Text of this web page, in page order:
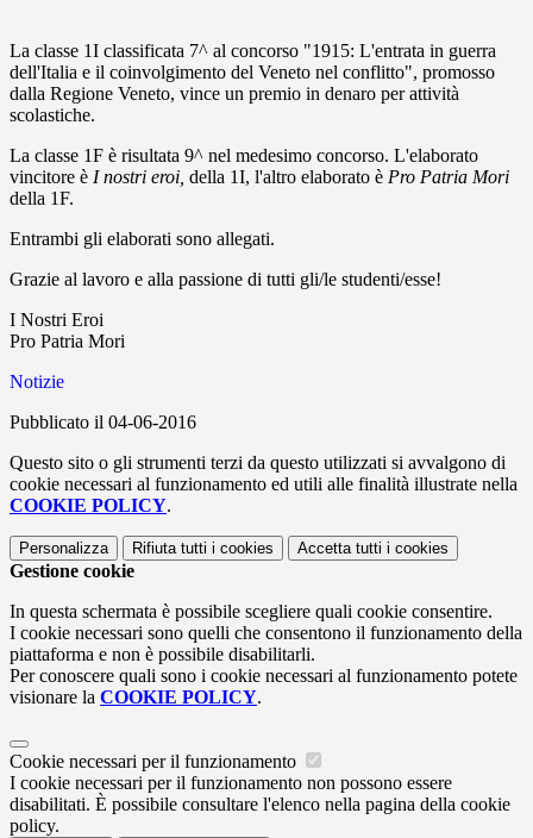
La classe 1I classificata 7^ al concorso "1915: L'entrata in guerra
dell'Italia e il coinvolgimento del Veneto nel conflitto", promosso
dalla Regione Veneto, vince un premio in denaro per attività
scolastiche.
La classe 1F è risultata 9^ nel medesimo concorso. L'elaborato
vincitore è I nostri eroi, della 1I, l'altro elaborato è Pro Patria Mori
della 1F.
Entrambi gli elaborati sono allegati.
Grazie al lavoro e alla passione di tutti gli/le studenti/esse!
I Nostri Eroi
Pro Patria Mori
Notizie
Pubblicato il 04-06-2016
Questo sito o gli strumenti terzi da questo utilizzati si avvalgono di
cookie necessari al funzionamento ed utili alle finalità illustrate nella
COOKIE POLICY.
Personalizza Rifiuta tutti i cookies Accetta tutti i cookies
Gestione cookie
In questa schermata è possibile scegliere quali cookie consentire.
I cookie necessari sono quelli che consentono il funzionamento della
piattaforma e non è possibile disabilitarli.
Per conoscere quali sono i cookie necessari al funzionamento potete
visionare la COOKIE POLICY.
Cookie necessari per il funzionamento
I cookie necessari per il funzionamento non possono essere
disabilitati. È possibile consultare l'elenco nella pagina della cookie
policy.